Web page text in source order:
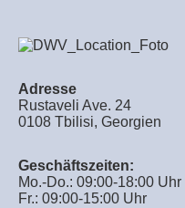
Adresse
Rustaveli Ave. 24
0108 Tbilisi, Georgien
Geschäftszeiten:
Mo.-Do.: 09:00-18:00 Uhr
Fr.: 09:00-15:00 Uhr